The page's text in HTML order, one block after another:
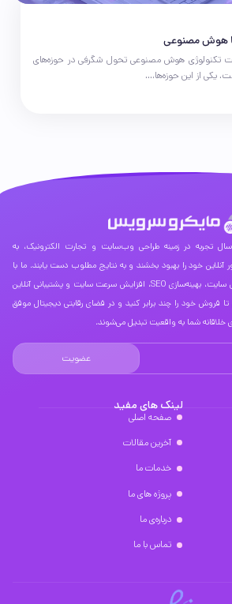
هوش مصنوعی
تکنولوژی هوش مصنوعی تحول شگرفی در حوزه‌های
یکی از این حوزه‌ها،...
مایکروسرویس با بیش از 15 سال تجربه در زمینه طراحی وب‌سایت و تجارت الکترونیک، به
خود را بهبود بخشند و به نتایج مطلوب دست یابند. ما با
ارائه خدمات حرفه‌ای شامل طراحی سایت، بهینه‌سازی SEO، افزایش سرعت سایت و پشتیبانی آنلاین
تا فروش خود را چند برابر کنید و در فضای رقابتی دیجیتال موفق
خلاقانه شما به واقعیت تبدیل می‌شوند.
عضویت
لینک های مفید
صفحه اصلی
آخرین مقالات
خدمات ما
پروژه های ما
درباره‌ی ما
تماس با ما